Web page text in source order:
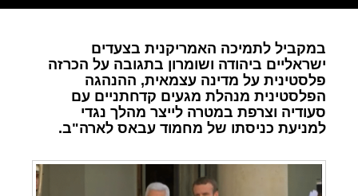
במקביל לתמיכה האמריקנית בצעדים
ישראליים ביהודה ושומרון בתגובה על הכרזה
פלסטינית על מדינה עצמאית, ההנהגה
הפלסטינית מנהלת מגעים קדחתניים עם
סעודיה וצרפת במטרה לייצר מהלך נגדי
למניעת כניסתו של מחמוד עבאס לארה"ב.